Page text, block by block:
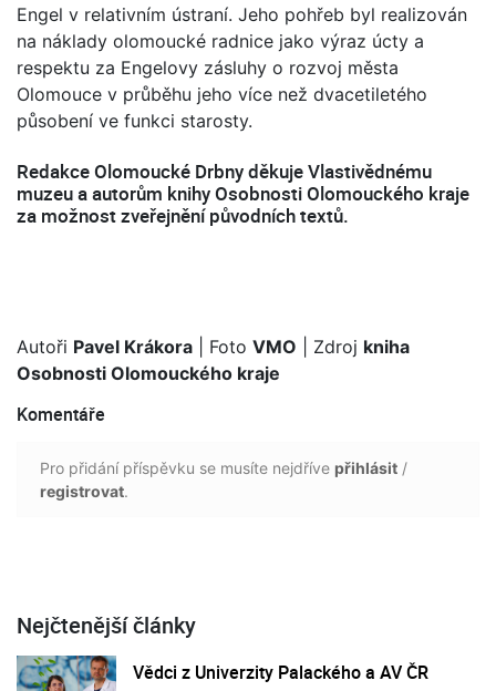
Engel v relativním ústraní. Jeho pohřeb byl realizován
na náklady olomoucké radnice jako výraz úcty a
respektu za Engelovy zásluhy o rozvoj města
Olomouce v průběhu jeho více než dvacetiletého
působení ve funkci starosty.
Redakce Olomoucké Drbny děkuje Vlastivědnému
muzeu a autorům knihy Osobnosti Olomouckého kraje
za možnost zveřejnění původních textů.
Autoři Pavel Krákora | Foto VMO | Zdroj kniha
Osobnosti Olomouckého kraje
Komentáře
Pro přidání příspěvku se musíte nejdříve přihlásit /
registrovat.
Nejčtenější články
Vědci z Univerzity Palackého a AV ČR